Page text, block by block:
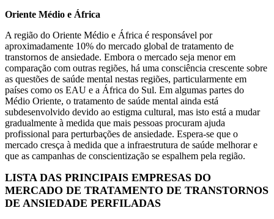
Oriente Médio e África
A região do Oriente Médio e África é responsável por
aproximadamente 10% do mercado global de tratamento de
transtornos de ansiedade. Embora o mercado seja menor em
comparação com outras regiões, há uma consciência crescente sobre
as questões de saúde mental nestas regiões, particularmente em
países como os EAU e a África do Sul. Em algumas partes do
Médio Oriente, o tratamento de saúde mental ainda está
subdesenvolvido devido ao estigma cultural, mas isto está a mudar
gradualmente à medida que mais pessoas procuram ajuda
profissional para perturbações de ansiedade. Espera-se que o
mercado cresça à medida que a infraestrutura de saúde melhorar e
que as campanhas de conscientização se espalhem pela região.
LISTA DAS PRINCIPAIS EMPRESAS DO
MERCADO DE TRATAMENTO DE TRANSTORNOS
DE ANSIEDADE PERFILADAS